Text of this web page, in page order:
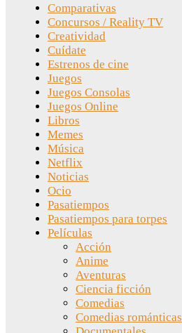
Comparativas
Concursos / Reality TV
Creatividad
Cuídate
Estrenos de cine
Juegos
Juegos Consolas
Juegos Online
Libros
Memes
Música
Netflix
Noticias
Ocio
Pasatiempos
Pasatiempos para torpes
Películas
Acción
Anime
Aventuras
Ciencia ficción
Comedias
Comedias románticas